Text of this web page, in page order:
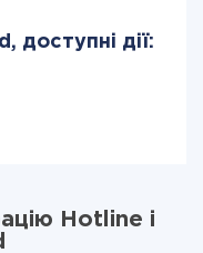
доступні дії:
Hotline і